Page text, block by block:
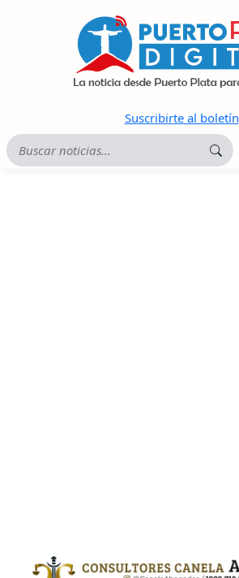
Suscribirte al boletín